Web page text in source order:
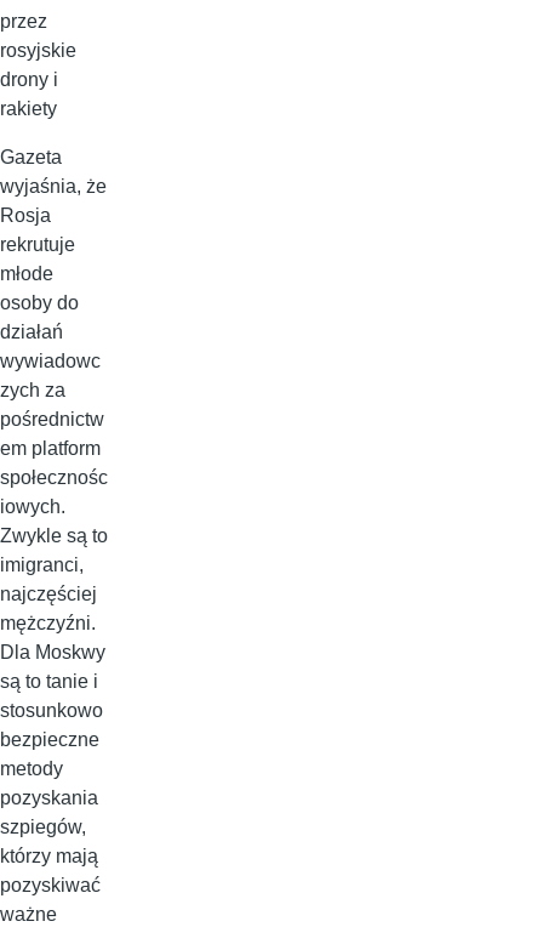
przez
rosyjskie
drony i
rakiety
Gazeta
wyjaśnia, że
Rosja
rekrutuje
młode
osoby do
działań
wywiadowc
zych za
pośrednictw
em platform
społecznośc
iowych.
Zwykle są to
imigranci,
najczęściej
mężczyźni.
Dla Moskwy
są to tanie i
stosunkowo
bezpieczne
metody
pozyskania
szpiegów,
którzy mają
pozyskiwać
ważne